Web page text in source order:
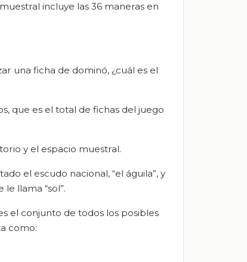
incluye las 36 maneras en
una ficha de dominó, ¿cuál es el
que es el total de fichas del juego
y el espacio muestral.
el escudo nacional, “el águila”, y
llama “sol”.
el conjunto de todos los posibles
como: